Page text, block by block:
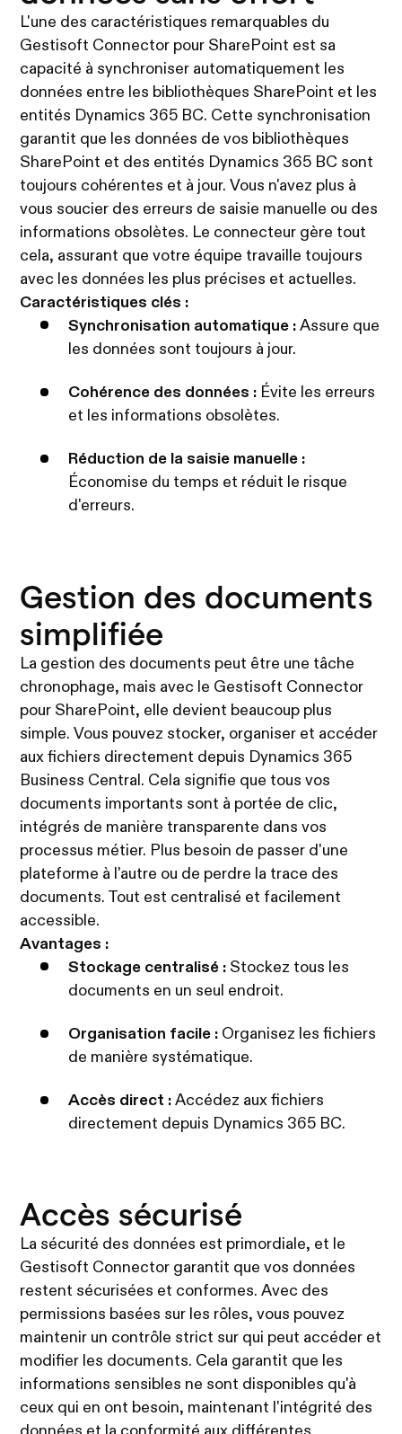
L'une des caractéristiques remarquables du
Gestisoft Connector pour SharePoint est sa
capacité à synchroniser automatiquement les
données entre les bibliothèques SharePoint et les
entités Dynamics 365 BC. Cette synchronisation
garantit que les données de vos bibliothèques
SharePoint et des entités Dynamics 365 BC sont
toujours cohérentes et à jour. Vous n'avez plus à
vous soucier des erreurs de saisie manuelle ou des
informations obsolètes. Le connecteur gère tout
cela, assurant que votre équipe travaille toujours
avec les données les plus précises et actuelles.
Caractéristiques clés :
Synchronisation automatique : Assure que
les données sont toujours à jour.
Cohérence des données : Évite les erreurs
et les informations obsolètes.
Réduction de la saisie manuelle :
Économise du temps et réduit le risque
d'erreurs.
Gestion des documents
simplifiée
La gestion des documents peut être une tâche
chronophage, mais avec le Gestisoft Connector
pour SharePoint, elle devient beaucoup plus
simple. Vous pouvez stocker, organiser et accéder
aux fichiers directement depuis Dynamics 365
Business Central. Cela signifie que tous vos
documents importants sont à portée de clic,
intégrés de manière transparente dans vos
processus métier. Plus besoin de passer d'une
plateforme à l'autre ou de perdre la trace des
documents. Tout est centralisé et facilement
accessible.
Avantages :
Stockage centralisé : Stockez tous les
documents en un seul endroit.
Organisation facile : Organisez les fichiers
de manière systématique.
Accès direct : Accédez aux fichiers
directement depuis Dynamics 365 BC.
Accès sécurisé
La sécurité des données est primordiale, et le
Gestisoft Connector garantit que vos données
restent sécurisées et conformes. Avec des
permissions basées sur les rôles, vous pouvez
maintenir un contrôle strict sur qui peut accéder et
modifier les documents. Cela garantit que les
informations sensibles ne sont disponibles qu'à
ceux qui en ont besoin, maintenant l'intégrité des